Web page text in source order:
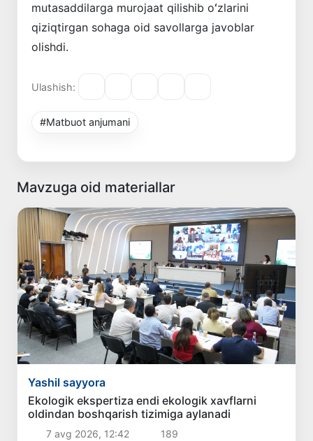
mutasaddilarga murojaat qilishib oʻzlarini
qiziqtirgan sohaga oid savollarga javoblar
olishdi.
Ulashish:
#Matbuot anjumani
Mavzuga oid materiallar
Yashil sayyora
Ekologik ekspertiza endi ekologik xavflarni
oldindan boshqarish tizimiga aylanadi
7 avg 2026, 12:42 189